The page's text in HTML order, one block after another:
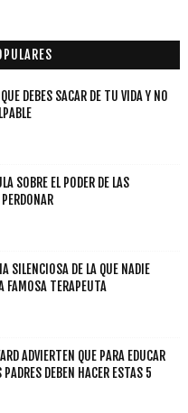
DEBES SACAR DE TU VIDA Y NO
SOBRE EL PODER DE LAS
SILENCIOSA DE LA QUE NADIE
FAMOSA TERAPEUTA
ADVIERTEN QUE PARA EDUCAR
DEBEN HACER ESTAS 5